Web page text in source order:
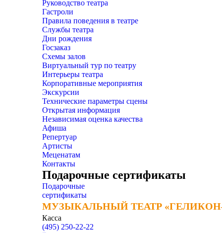
Руководство театра
Гастроли
Правила поведения в театре
Службы театра
Дни рождения
Госзаказ
Схемы залов
Виртуальный тур по театру
Интерьеры театра
Корпоративные мероприятия
Экскурсии
Технические параметры сцены
Открытая информация
Независимая оценка качества
Афиша
Репертуар
Артисты
Меценатам
Контакты
Подарочные сертификаты
Подарочные
сертификаты
МУЗЫКАЛЬНЫЙ ТЕАТР
МУЗЫКАЛЬНЫЙ ТЕАТР
Касса
(495) 250-22-22